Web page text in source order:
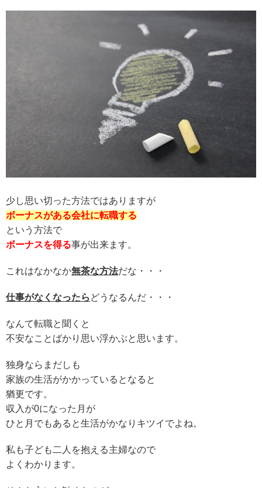
少し思い切った方法ではありますが
ボーナスがある会社に転職する
という方法で
ボーナスを得る事が出来ます。
これはなかなか無茶な方法だな・・・
仕事がなくなったら どうなるんだ・・・
なんて転職と聞くと
不安なことばかり思い浮かぶと思います。
独身ならまだしも
家族の生活がかかっているとなると
猶更です。
収入が0になった月が
ひと月でもあると生活がかなりキツイでよね。
私も子ども二人を抱える主婦なので
よくわかります。